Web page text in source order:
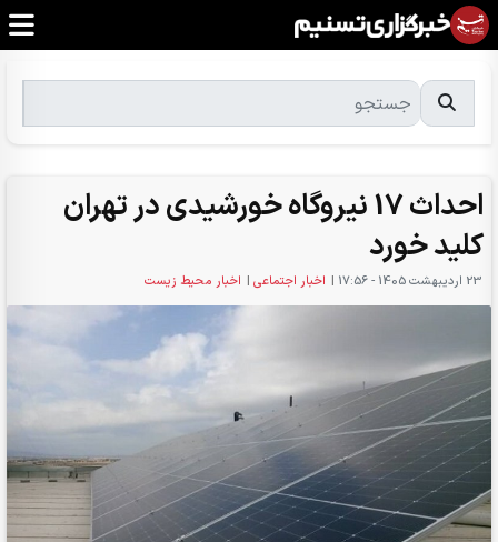
احداث 17 نیروگاه خورشیدی در تهران
کلید خورد
23 ارديبهشت 1405 - 17:56 | اخبار اجتماعی | اخبار محیط زیست